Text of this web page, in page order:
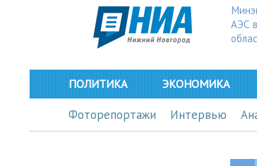
АЭС
ПОЛИТИКА ЭКОНОМИКА
Фоторепортажи Интервью